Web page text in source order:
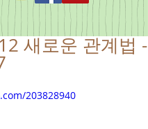
새로운 관계법 -
203828940